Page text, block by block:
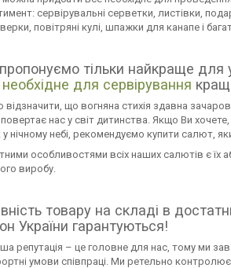
сервірувальні серветки, листівки,
повітряні кулі, шпажки для канапе і
тільки найкраще для
для сервірування
відзначити, що вогняна стихія здавна
нас у світ дитинства. Якщо Ви
у нічному небі, рекомендуємо купити салют,
особливостями всіх наших салютів є
виробу.
товару на складі в
України гарантуються!
репутація – це головне для нас, тому ми
умови співпраці. Ми ретельно